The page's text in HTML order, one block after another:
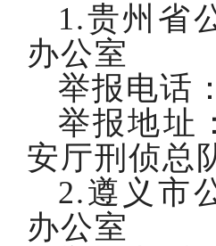
1.贵州省
办公室
举报电话：
举报地址
安厅刑侦总
2.遵义市
办公室